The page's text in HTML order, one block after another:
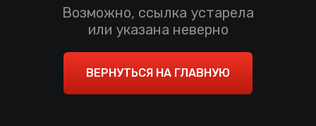
Возможно, ссылка устарела
или указана неверно
ВЕРНУТЬСЯ НА ГЛАВНУЮ